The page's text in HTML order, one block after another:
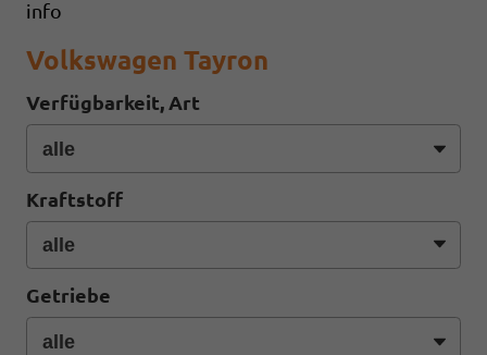
info
Volkswagen Tayron
Verfügbarkeit, Art
Kraftstoff
Getriebe